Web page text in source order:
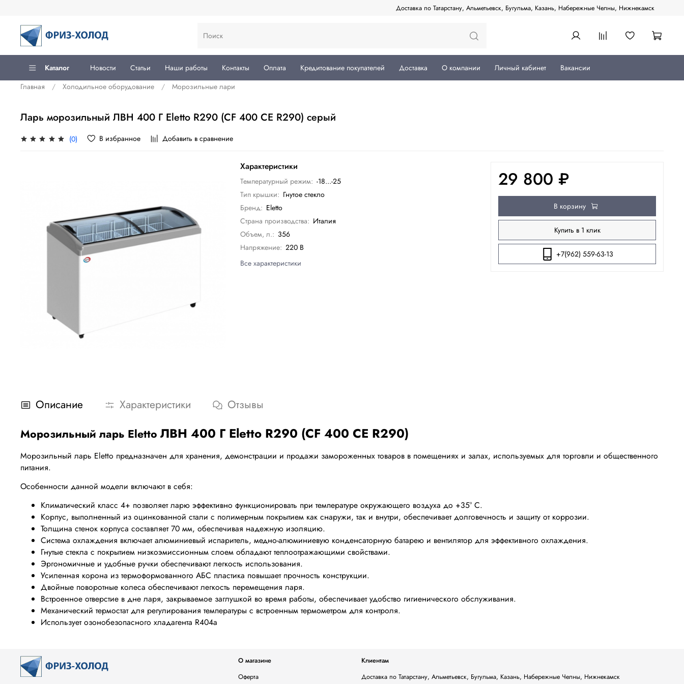
Доставка по Татарстану, Альметьевск, Бугульма, Казань, Набережные Челны, Нижнекамск
Каталог Новости Статьи Наши работы Контакты Оплата Кредитование покупателей Доставка О компании Личный кабинет
Вакансии
Главная
Холодильное оборудование Морозильные лари
Ларь морозильный ЛВН 400 Г Eletto R290 (СF 400 CE R290) серый
(0) В избранное Добавить в сравнение
Характеристики
Температурный режим: -18...-25
Тип крышки: Гнутое стекло
Бренд: Eletto
Страна производства: Италия
Объем, л.: 356
Напряжение: 220 В
Все характеристики
29 800 ₽
В корзину
Купить в 1 клик
+7(962) 559-63-13
Описание Характеристики Отзывы
Морозильный ларь Eletto ЛВН 400 Г Eletto R290 (СF 400 CE R290)
Морозильный ларь Eletto предназначен для хранения, демонстрации и продажи замороженных товаров в помещениях и залах, используемых для торговли и общественного
питания.
Особенности данной модели включают в себя:
Климатический класс 4+ позволяет ларю эффективно функционировать при температуре окружающего воздуха до +35° С.
Корпус, выполненный из оцинкованной стали с полимерным покрытием как снаружи, так и внутри, обеспечивает долговечность и защиту от коррозии.
Толщина стенок корпуса составляет 70 мм, обеспечивая надежную изоляцию.
Система охлаждения включает алюминиевый испаритель, медно-алюминиевую конденсаторную батарею и вентилятор для эффективного охлаждения.
Гнутые стекла с покрытием низкоэмиссионным слоем обладают теплоотражающими свойствами.
Эргономичные и удобные ручки обеспечивают легкость использования.
Усиленная корона из термоформованного АБС пластика повышает прочность конструкции.
Двойные поворотные колеса обеспечивают легкость перемещения ларя.
Встроенное отверстие в дне ларя, закрываемое заглушкой во время работы, обеспечивает удобство гигиенического обслуживания.
Механический термостат для регулирования температуры с встроенным термометром для контроля.
Использует озонобезопасного хладагента R404a
О магазине
Оферта
Клиентам
Доставка по Татарстану, Альметьевск, Бугульма, Казань, Набережные Челны, Нижнекамск